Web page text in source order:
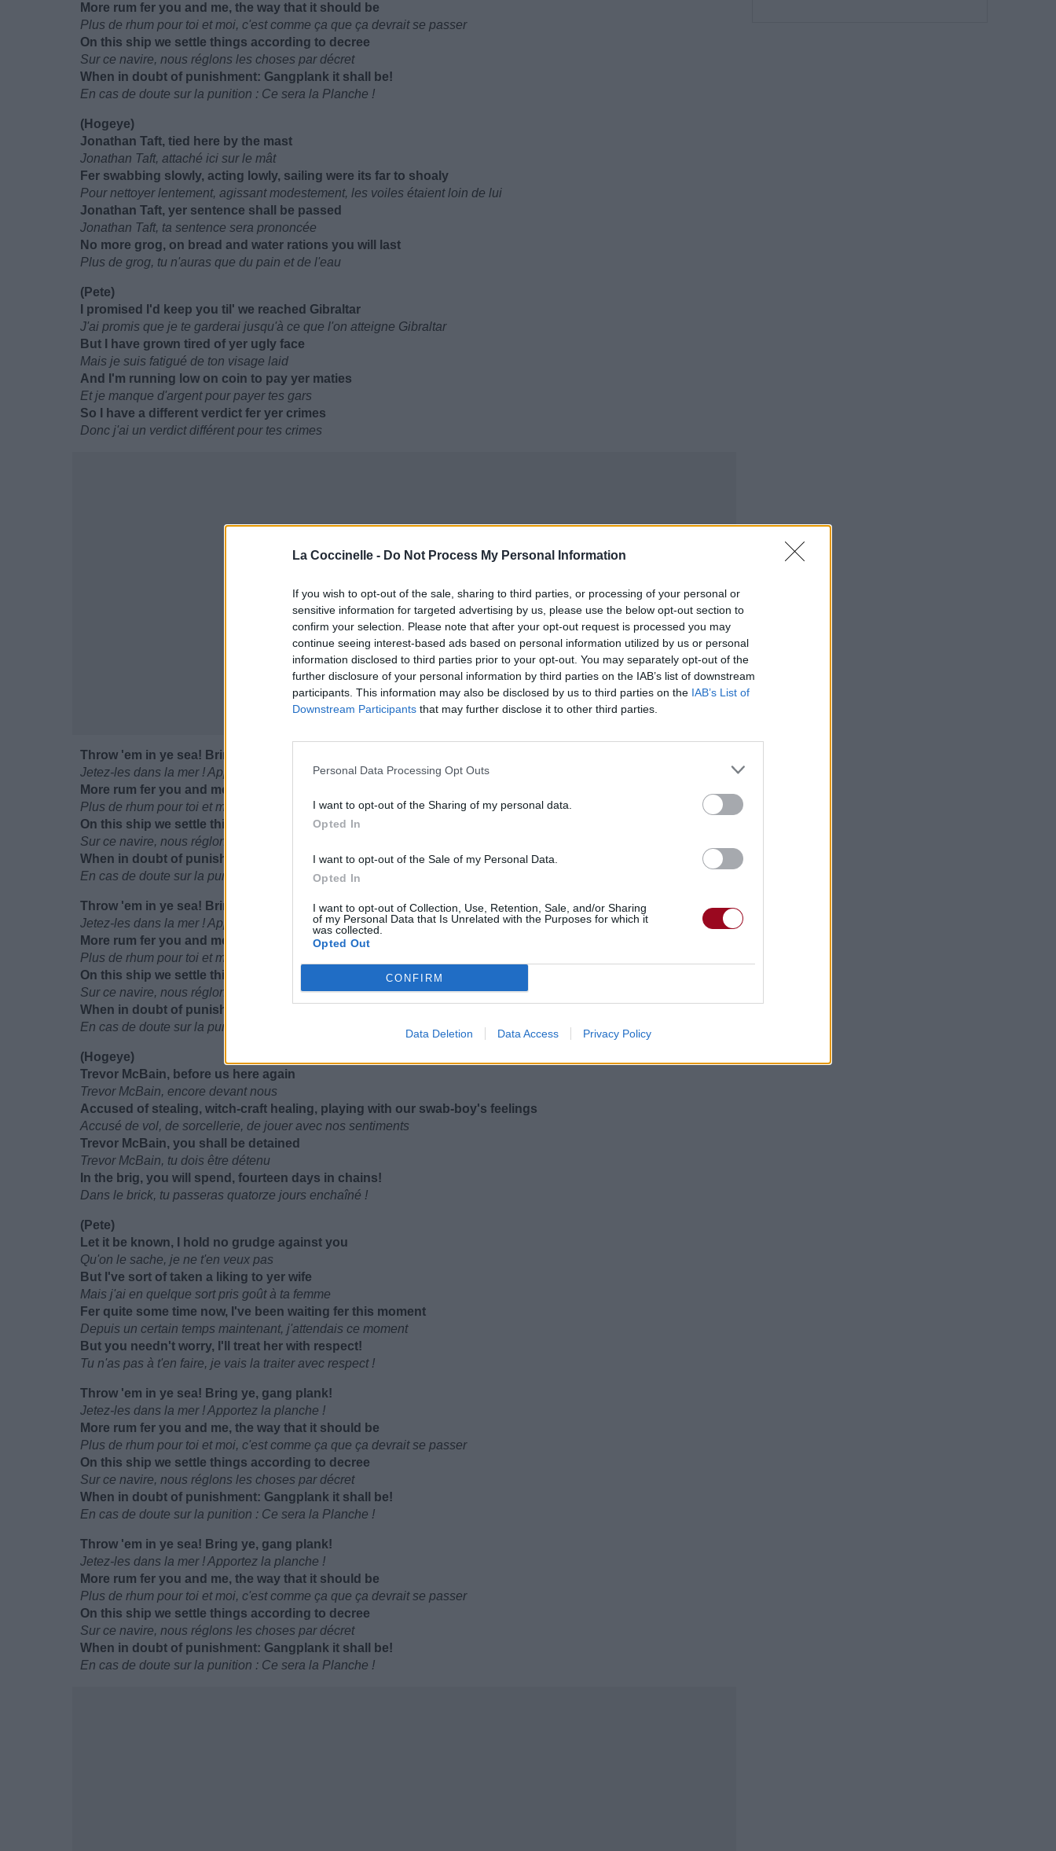
La Coccinelle - Do Not Process My Personal Information
If you wish to opt-out of the sale, sharing to third parties, or processing of your personal or
sensitive information for targeted advertising by us, please use the below opt-out section to
confirm your selection. Please note that after your opt-out request is processed you may
continue seeing interest-based ads based on personal information utilized by us or personal
information disclosed to third parties prior to your opt-out. You may separately opt-out of the
further disclosure of your personal information by third parties on the IAB’s list of downstream
participants. This information may also be disclosed by us to third parties on the IAB’s List of
Downstream Participants that may further disclose it to other third parties.
Personal Data Processing Opt Outs
I want to opt-out of the Sharing of my personal data.
Opted In
I want to opt-out of the Sale of my Personal Data.
Opted In
I want to opt-out of Collection, Use, Retention, Sale, and/or Sharing
of my Personal Data that Is Unrelated with the Purposes for which it
was collected.
Opted Out
CONFIRM
Data Deletion Data Access Privacy Policy
More rum fer you and me, the way that it should be
Plus de rhum pour toi et moi, c'est comme ça que ça devrait se passer
On this ship we settle things according to decree
Sur ce navire, nous réglons les choses par décret
When in doubt of punishment: Gangplank it shall be!
En cas de doute sur la punition : Ce sera la Planche !
(Hogeye)
Jonathan Taft, tied here by the mast
Jonathan Taft, attaché ici sur le mât
Fer swabbing slowly, acting lowly, sailing were its far to shoaly
Pour nettoyer lentement, agissant modestement, les voiles étaient loin de lui
Jonathan Taft, yer sentence shall be passed
Jonathan Taft, ta sentence sera prononcée
No more grog, on bread and water rations you will last
Plus de grog, tu n'auras que du pain et de l'eau
(Pete)
I promised I'd keep you til' we reached Gibraltar
J'ai promis que je te garderai jusqu'à ce que l'on atteigne Gibraltar
But I have grown tired of yer ugly face
Mais je suis fatigué de ton visage laid
And I'm running low on coin to pay yer maties
Et je manque d'argent pour payer tes gars
So I have a different verdict fer yer crimes
Donc j'ai un verdict différent pour tes crimes
Throw 'em in ye sea! Bring ye, gang plank!
Jetez-les dans la mer ! Apportez la planche !
More rum fer you and me, the way that it should be
Plus de rhum pour toi et moi, c'est comme ça que ça devrait se passer
On this ship we settle things according to decree
Sur ce navire, nous réglons les choses par décret
When in doubt of punishment: Gangplank it shall be!
En cas de doute sur la punition : Ce sera la Planche !
Throw 'em in ye sea! Bring ye, gang plank!
Jetez-les dans la mer ! Apportez la planche !
More rum fer you and me, the way that it should be
Plus de rhum pour toi et moi, c'est comme ça que ça devrait se passer
On this ship we settle things according to decree
Sur ce navire, nous réglons les choses par décret
When in doubt of punishment: Gangplank it shall be!
En cas de doute sur la punition : Ce sera la Planche !
(Hogeye)
Trevor McBain, before us here again
Trevor McBain, encore devant nous
Accused of stealing, witch-craft healing, playing with our swab-boy's feelings
Accusé de vol, de sorcellerie, de jouer avec nos sentiments
Trevor McBain, you shall be detained
Trevor McBain, tu dois être détenu
In the brig, you will spend, fourteen days in chains!
Dans le brick, tu passeras quatorze jours enchaîné !
(Pete)
Let it be known, I hold no grudge against you
Qu'on le sache, je ne t'en veux pas
But I've sort of taken a liking to yer wife
Mais j'ai en quelque sort pris goût à ta femme
Fer quite some time now, I've been waiting fer this moment
Depuis un certain temps maintenant, j'attendais ce moment
But you needn't worry, I'll treat her with respect!
Tu n'as pas à t'en faire, je vais la traiter avec respect !
Throw 'em in ye sea! Bring ye, gang plank!
Jetez-les dans la mer ! Apportez la planche !
More rum fer you and me, the way that it should be
Plus de rhum pour toi et moi, c'est comme ça que ça devrait se passer
On this ship we settle things according to decree
Sur ce navire, nous réglons les choses par décret
When in doubt of punishment: Gangplank it shall be!
En cas de doute sur la punition : Ce sera la Planche !
Throw 'em in ye sea! Bring ye, gang plank!
Jetez-les dans la mer ! Apportez la planche !
More rum fer you and me, the way that it should be
Plus de rhum pour toi et moi, c'est comme ça que ça devrait se passer
On this ship we settle things according to decree
Sur ce navire, nous réglons les choses par décret
When in doubt of punishment: Gangplank it shall be!
En cas de doute sur la punition : Ce sera la Planche !